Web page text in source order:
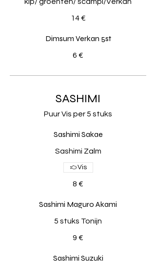
14 €
Dimsum Verkan 5st
6 €
SASHIMI
Puur Vis per 5 stuks
Sashimi Sakae
Sashimi Zalm
8 €
Vis
Sashimi Maguro Akami
5 stuks Tonijn
9 €
Sashimi Suzuki